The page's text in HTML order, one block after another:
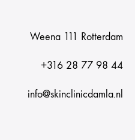
Weena 111 Rotterdam
+316 28 77 98 44
info@skinclinicdamla.nl